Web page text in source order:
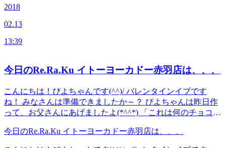
のイトーヨーカドーの3Fです！ TEL 03-5948-9557 （店
がらなかった時におかけください） Web予約は こちら
から LINEのお友だちも大募集中です！ 登録でお得な特典プ
の方はお電話お待ちしています。。。 ★今日のスタッフ★
～１６：００ 状況により変更もございますので、お電話頂
ス≫ Re.Ra.Ku イトーヨーカドー赤羽店 JR宇都宮線・京浜
のイトーヨーカドーの3Fです！ TEL 03-5948-9557 （店
舗） TEL 03-4540-6336（予約センター 店舗にお電話が繋
がらなかった時におかけください） Web予約は こちら
から LINEのお友だちも大募集中です！ 登録でお得な特典プ
2018
02.13
13:39
今日のRe.Ra.Ku イトーヨーカドー赤羽店は、、、
こんにちは！ぴよちゃんです(^^)/ バレンタインイブです
ね！ みなさんは準備できましたか～？ ぴよちゃんは昨日作
って、お父さんにあげましたよ(*^^*) 「これは何のチョコを
たよ～笑 ホワイトデーに期待ですね♡♡ 今日の出勤スタッ
フ はしかわ せきね まつむら 空き時間 １４：００～２１：
今日のRe.Ra.Ku イトーヨーカドー赤羽店は、、、